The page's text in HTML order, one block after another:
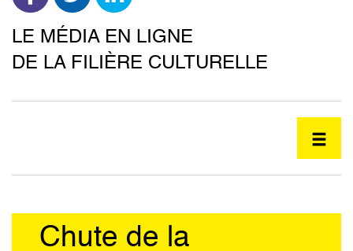
LE MÉDIA EN LIGNE
DE LA FILIÈRE CULTURELLE
Chute de la